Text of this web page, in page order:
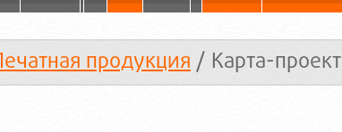
продукция/ Карта-проект